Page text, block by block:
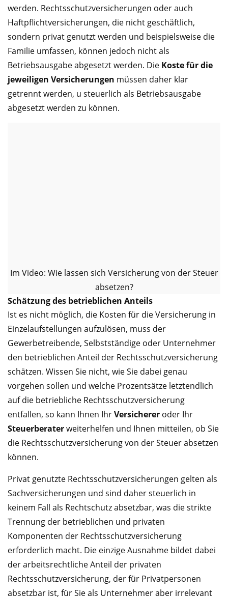
werden. Rechtsschutzversicherungen oder auch
Haftpflichtversicherungen, die nicht geschäftlich,
sondern privat genutzt werden und beispielsweise die
Familie umfassen, können jedoch nicht als
Betriebsausgabe abgesetzt werden. Die Koste für die
jeweiligen Versicherungen müssen daher klar
getrennt werden, u steuerlich als Betriebsausgabe
abgesetzt werden zu können.
Im Video: Wie lassen sich Versicherung von der Steuer
absetzen?
Schätzung des betrieblichen Anteils
Ist es nicht möglich, die Kosten für die Versicherung in
Einzelaufstellungen aufzulösen, muss der
Gewerbetreibende, Selbstständige oder Unternehmer
den betrieblichen Anteil der Rechtsschutzversicherung
schätzen. Wissen Sie nicht, wie Sie dabei genau
vorgehen sollen und welche Prozentsätze letztendlich
auf die betriebliche Rechtsschutzversicherung
entfallen, so kann Ihnen IhrVersicherer oder Ihr
Steuerberaterweiterhelfen und Ihnen mitteilen, ob Sie
die Rechtsschutzversicherung von der Steuer absetzen
können.
Privat genutzte Rechtsschutzversicherungen gelten als
Sachversicherungen und sind daher steuerlich in
keinem Fall als Rechtschutz absetzbar, was die strikte
Trennung der betrieblichen und privaten
Komponenten der Rechtsschutzversicherung
erforderlich macht. Die einzige Ausnahme bildet dabei
der arbeitsrechtliche Anteil der privaten
Rechtsschutzversicherung, der für Privatpersonen
absetzbar ist, für Sie als Unternehmer aber irrelevant